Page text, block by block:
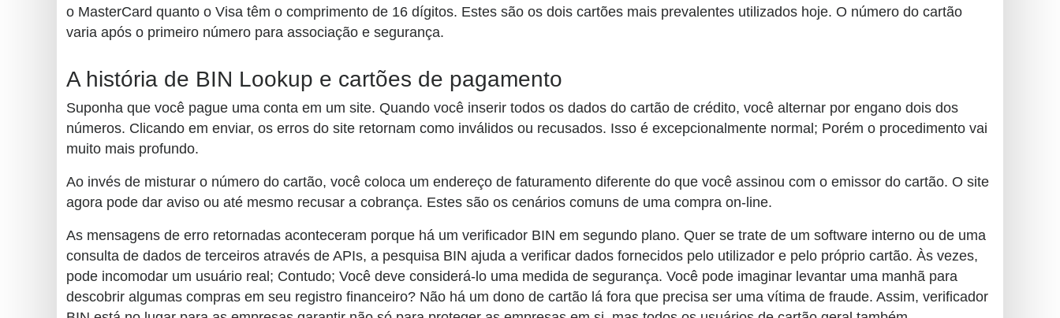
o MasterCard quanto o Visa têm o comprimento de 16 dígitos. Estes são os dois cartões mais prevalentes utilizados hoje. O número do cartão
varia após o primeiro número para associação e segurança.
A história de BIN Lookup e cartões de pagamento
Suponha que você pague uma conta em um site. Quando você inserir todos os dados do cartão de crédito, você alternar por engano dois dos
números. Clicando em enviar, os erros do site retornam como inválidos ou recusados. Isso é excepcionalmente normal; Porém o procedimento vai
muito mais profundo.
Ao invés de misturar o número do cartão, você coloca um endereço de faturamento diferente do que você assinou com o emissor do cartão. O site
agora pode dar aviso ou até mesmo recusar a cobrança. Estes são os cenários comuns de uma compra on-line.
As mensagens de erro retornadas aconteceram porque há um verificador BIN em segundo plano. Quer se trate de um software interno ou de uma
consulta de dados de terceiros através de APIs, a pesquisa BIN ajuda a verificar dados fornecidos pelo utilizador e pelo próprio cartão. Às vezes,
pode incomodar um usuário real; Contudo; Você deve considerá-lo uma medida de segurança. Você pode imaginar levantar uma manhã para
descobrir algumas compras em seu registro financeiro? Não há um dono de cartão lá fora que precisa ser uma vítima de fraude. Assim, verificador